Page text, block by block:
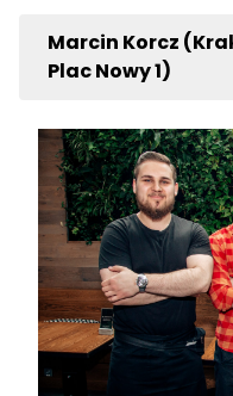
Marcin Korcz
Plac Nowy 1)